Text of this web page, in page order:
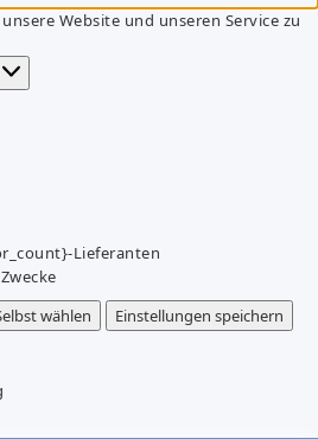
Website und unseren Service zu
Lieferanten
wählen
Einstellungen speichern